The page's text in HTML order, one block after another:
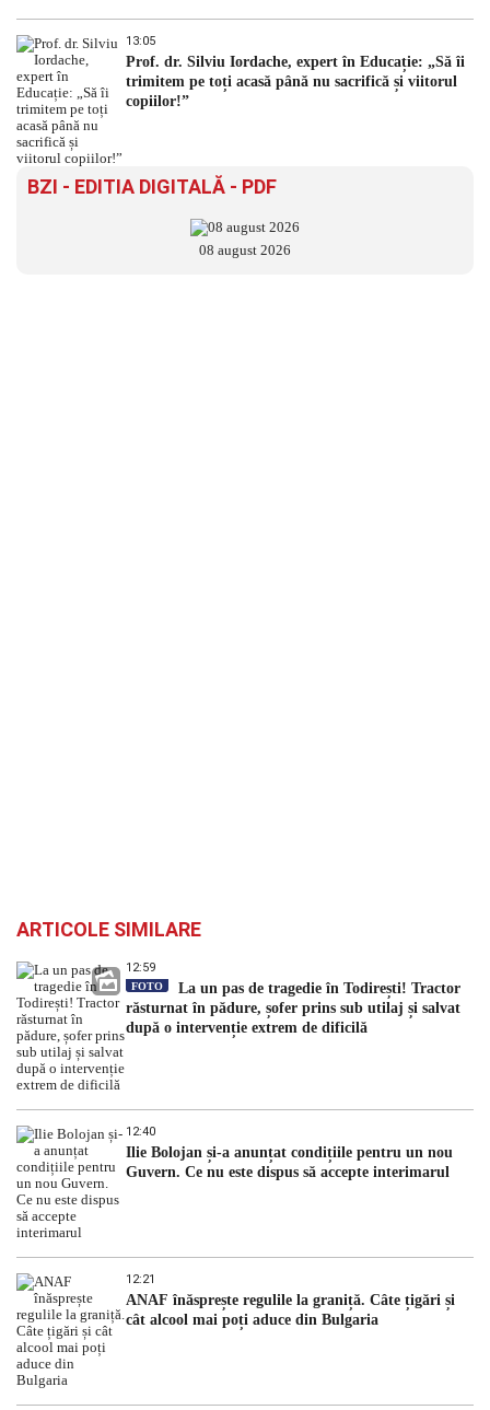
13:05
Prof. dr. Silviu Iordache, expert în Educație: „Să îi
trimitem pe toți acasă până nu sacrifică și viitorul
copiilor!”
BZI - EDITIA DIGITALĂ - PDF
08 august 2026
ARTICOLE SIMILARE
12:59
FOTO
La un pas de tragedie în Todirești! Tractor
răsturnat în pădure, șofer prins sub utilaj și salvat
după o intervenție extrem de dificilă
12:40
Ilie Bolojan și-a anunțat condițiile pentru un nou
Guvern. Ce nu este dispus să accepte interimarul
12:21
ANAF înăsprește regulile la graniță. Câte țigări și
cât alcool mai poți aduce din Bulgaria